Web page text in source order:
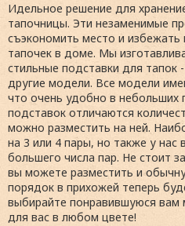
Идельное решение для
тапочницы. Эти незаменимые
съэкономить место и избежать
тапочек в доме. Мы
стильные подставки для тапок
другие модели. Все модели
что очень удобно в
подставок отличаются
можно разместить на ней.
на 3 или 4 пары, но также у
большего числа пар. Не стоит
вы можете разместить и
порядок в прихожей теперь
выбирайте понравившуюся
для вас в любом цвете!